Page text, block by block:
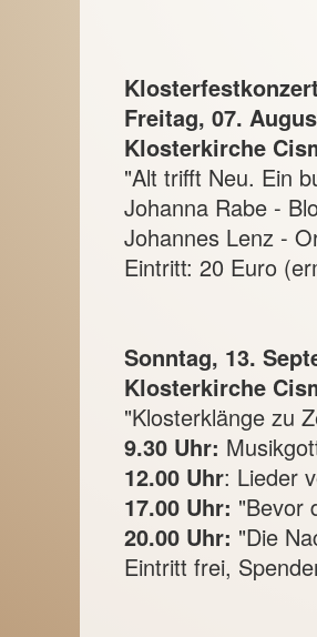
Klosterfestkonzert
Freitag, 07.
Klosterkirche
"Alt trifft Neu. Ein
Johanna Rabe -
Johannes Lenz -
Eintritt: 20 Euro
Sonntag, 13.
Klosterkirche
"Klosterklänge zu
9.30 Uhr:
12.00 Uhr: Lieder
17.00 Uhr: "Bevor
20.00 Uhr: "Die
Eintritt frei,